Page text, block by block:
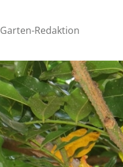
Garten-Redaktion